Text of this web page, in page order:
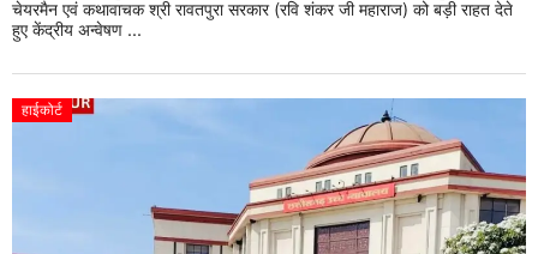
चेयरमैन एवं कथावाचक श्री रावतपुरा सरकार (रवि शंकर जी महाराज) को बड़ी राहत देते
हुए केंद्रीय अन्वेषण ...
हाईकोर्ट